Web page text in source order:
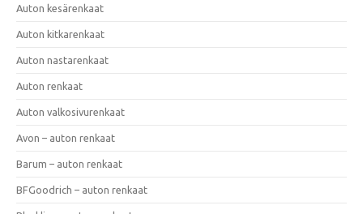
Auton kesärenkaat
Auton kitkarenkaat
Auton nastarenkaat
Auton renkaat
Auton valkosivurenkaat
Avon – auton renkaat
Barum – auton renkaat
BFGoodrich – auton renkaat